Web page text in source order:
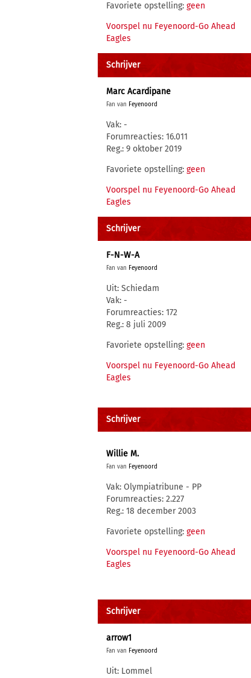
Favoriete opstelling: geen
Voorspel nu Feyenoord-Go Ahead
Eagles
Schrijver
Marc Acardipane
Fan van Feyenoord
Vak: -
Forumreacties: 16.011
Reg.: 9 oktober 2019
Favoriete opstelling: geen
Voorspel nu Feyenoord-Go Ahead
Eagles
Schrijver
F-N-W-A
Fan van Feyenoord
Uit: Schiedam
Vak: -
Forumreacties: 172
Reg.: 8 juli 2009
Favoriete opstelling: geen
Voorspel nu Feyenoord-Go Ahead
Eagles
Schrijver
Willie M.
Fan van Feyenoord
Vak: Olympiatribune - PP
Forumreacties: 2.227
Reg.: 18 december 2003
Favoriete opstelling: geen
Voorspel nu Feyenoord-Go Ahead
Eagles
Schrijver
arrow1
Fan van Feyenoord
Uit: Lommel